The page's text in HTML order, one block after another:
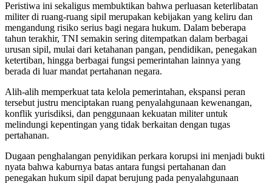
Peristiwa ini sekaligus membuktikan bahwa perluasan keterlibatan
militer di ruang-ruang sipil merupakan kebijakan yang keliru dan
mengandung risiko serius bagi negara hukum. Dalam beberapa
tahun terakhir, TNI semakin sering ditempatkan dalam berbagai
urusan sipil, mulai dari ketahanan pangan, pendidikan, penegakan
ketertiban, hingga berbagai fungsi pemerintahan lainnya yang
berada di luar mandat pertahanan negara.
Alih-alih memperkuat tata kelola pemerintahan, ekspansi peran
tersebut justru menciptakan ruang penyalahgunaan kewenangan,
konflik yurisdiksi, dan penggunaan kekuatan militer untuk
melindungi kepentingan yang tidak berkaitan dengan tugas
pertahanan.
Dugaan penghalangan penyidikan perkara korupsi ini menjadi bukti
nyata bahwa kaburnya batas antara fungsi pertahanan dan
penegakan hukum sipil dapat berujung pada penyalahgunaan